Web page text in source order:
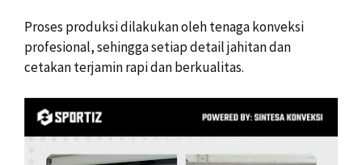
Proses produksi dilakukan oleh tenaga konveksi
profesional, sehingga setiap detail jahitan dan
cetakan terjamin rapi dan berkualitas.